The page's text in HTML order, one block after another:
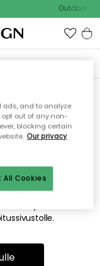
Outdoor
löydä
ole tai siitä, että se
mahdollisesti
ads, and to analyze
out of any non-
blocking certain
Our privacy
All Cookies